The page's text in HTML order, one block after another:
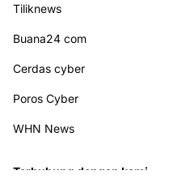
Tiliknews
Buana24 com
Cerdas cyber
Poros Cyber
WHN News
Terhubung dengan kami